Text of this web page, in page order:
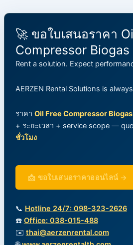
🚀 ขอใบเสนอราคา
Compressor Biogas
Rent a solution. Expect
AERZEN Rental Solutions is
ราคา Oil Free Compressor Biogas
+ ระยะเวลา + service scope —
ชั่วโมง
📩 ขอใบเสนอราคาออนไลน์ →
📞 Hotline 24/7: 098-323-2626
☎️ Office: 038-015-488
✉️ thai@aerzenrental.com